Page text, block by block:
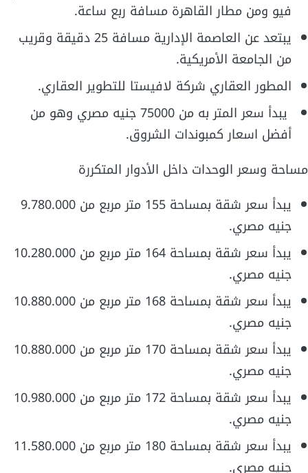
فيو ومن مطار القاهرة مسافة ربع ساعة.
يبتعد عن العاصمة الإدارية مسافة 25 دقيقة وقريب
من الجامعة الأمريكية.
المطور العقاري شركة لافيستا للتطوير العقاري.
يبدأ سعر المتر به من 75000 جنيه مصري وهو من
أفضل اسعار كمبوندات الشروق.
مساحة وسعر الوحدات داخل الأدوار المتكررة
يبدأ سعر شقة بمساحة 155 متر مربع من 9.780.000
جنيه مصري.
يبدأ سعر شقة بمساحة 164 متر مربع من 10.280.000
جنيه مصري.
يبدأ سعر شقة بمساحة 168 متر مربع من 10.880.000
جنيه مصري.
يبدأ سعر شقة بمساحة 170 متر مربع من 10.880.000
جنيه مصري.
يبدأ سعر شقة بمساحة 172 متر مربع من 10.980.000
جنيه مصري.
يبدأ سعر شقة بمساحة 180 متر مربع من 11.580.000
جنيه مصري.